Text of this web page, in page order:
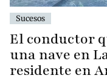
Sucesos
El conductor
una nave en
residente en